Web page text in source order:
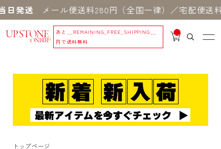
メール便送料280円（全国一律）／宅配便送料550
あと
__REMAINING_FREE_SHIPPING__
円で送料無料
__
IT
_
トップページ